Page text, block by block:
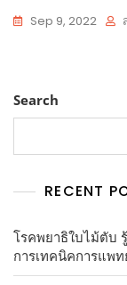
Sep 9, 2022
Search
RECENT
โรคพยาธิใบไม้ตับ
การเทคนิคการแพ